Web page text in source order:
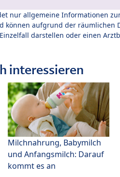
nur allgemeine Informationen
können aufgrund der räumlichen
darstellen oder einen
interessieren
Milchnahrung, Babymilch
und Anfangsmilch: Darauf
kommt es an